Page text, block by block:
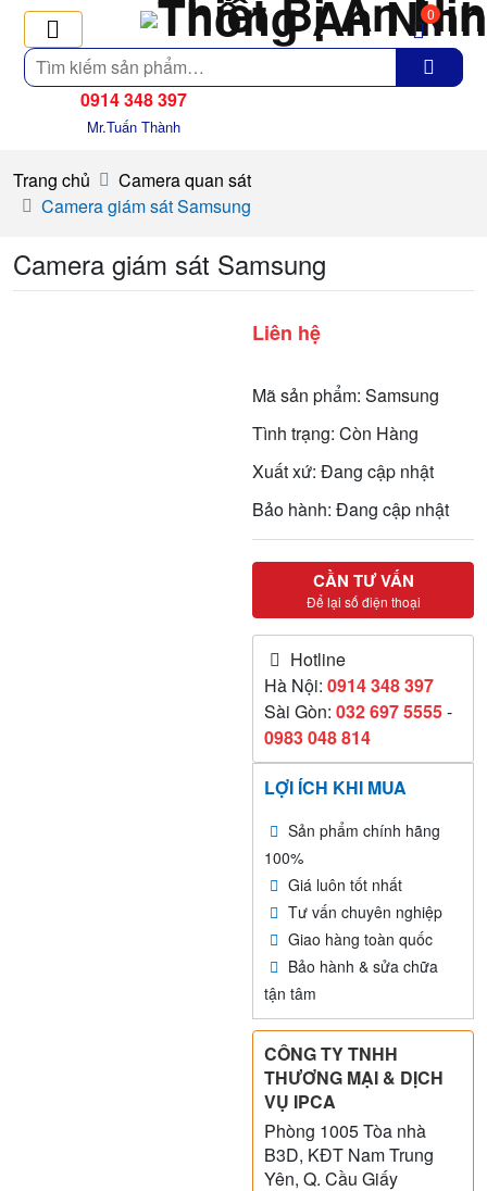
Tìm
kiếm
0
0914 348 397
Mr.Tuấn Thành
Trang chủ
Camera quan sát
Camera giám sát Samsung
Camera giám sát Samsung
Liên hệ
Mã sản phẩm: Samsung
Tình trạng: Còn Hàng
Xuất xứ: Đang cập nhật
Bảo hành: Đang cập nhật
CẦN TƯ VẤN
Để lại số điện thoại
Hotline
Hà Nội:0914 348 397
Sài Gòn:032 697 5555-
0983 048 814
LỢI ÍCH KHI MUA
Sản phẩm chính hãng
100%
Giá luôn tốt nhất
Tư vấn chuyên nghiệp
Giao hàng toàn quốc
Bảo hành & sửa chữa
tận tâm
CÔNG TY TNHH
THƯƠNG MẠI & DỊCH
VỤ IPCA
Phòng 1005 Tòa nhà
B3D, KĐT Nam Trung
Yên, Q. Cầu Giấy